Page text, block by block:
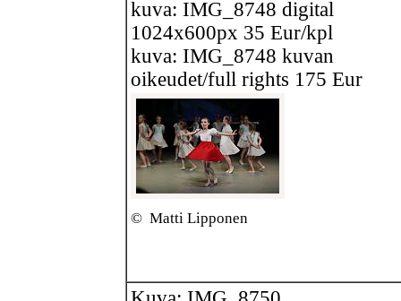
kuva: IMG_8748 digital
1024x600px 35 Eur/kpl
kuva: IMG_8748 kuvan
oikeudet/full rights 175 Eur
© Matti Lipponen